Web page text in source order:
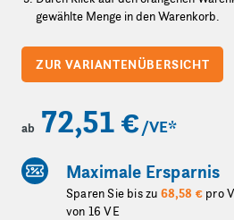
gewählte Menge in den Warenkorb.
ZUR VARIANTENÜBERSICHT
ab 72,51 € /VE*
Maximale Ersparnis
Sparen Sie bis zu 68,58 € pro
von 16 VE